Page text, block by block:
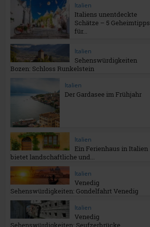
Italien
Italiens unentdeckte
Schätze – 5 Geheimtipps
für...
Italien
Sehenswürdigkeiten
Bozen: Schloss Runkelstein
Italien
Der Gardasee im Frühjahr
Italien
Ein Ferienhaus in Italien
bietet landschaftliche und...
Italien
Venedig
Sehenswürdigkeiten: Gondelfahrt Venedig
Italien
Venedig
Sehenswürdigkeiten: Seufzerbrücke